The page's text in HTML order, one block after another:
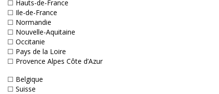
☐ Hauts-de-France
☐ Ile-de-France
☐ Normandie
☐ Nouvelle-Aquitaine
☐ Occitanie
☐ Pays de la Loire
☐ Provence Alpes Côte d’Azur
☐ Belgique
☐ Suisse